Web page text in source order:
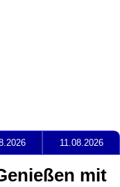
11.08.2026
mit